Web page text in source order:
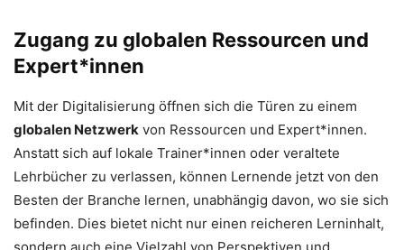
Zugang zu globalen Ressourcen und
Expert*innen
Mit der Digitalisierung öffnen sich die Türen zu einem
globalen Netzwerk von Ressourcen und Expert*innen.
Anstatt sich auf lokale Trainer*innen oder veraltete
Lehrbücher zu verlassen, können Lernende jetzt von den
Besten der Branche lernen, unabhängig davon, wo sie sich
befinden. Dies bietet nicht nur einen reicheren Lerninhalt,